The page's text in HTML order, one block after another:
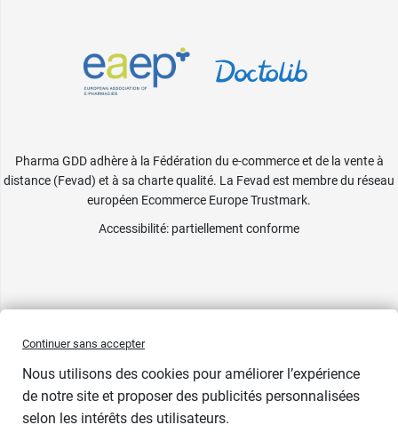
Pharma GDD adhère à la Fédération du e-commerce et de la vente à
distance (Fevad) et à sa charte qualité. La Fevad est membre du réseau
européen Ecommerce Europe Trustmark.
Accessibilité: partiellement conforme
Continuer sans accepter
Nous utilisons des cookies pour améliorer l’expérience
de notre site et proposer des publicités personnalisées
selon les intérêts des utilisateurs.